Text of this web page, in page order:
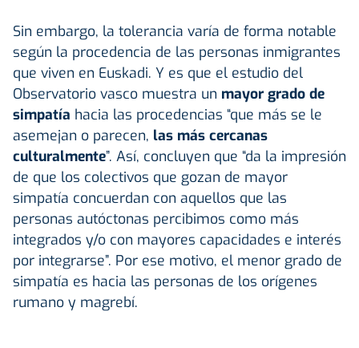
Sin embargo, la tolerancia varía de forma notable
según la procedencia de las personas inmigrantes
que viven en Euskadi. Y es que el estudio del
Observatorio vasco muestra un mayor grado de
simpatía hacia las procedencias “que más se le
asemejan o parecen, las más cercanas
culturalmente”. Así, concluyen que “da la impresión
de que los colectivos que gozan de mayor
simpatía concuerdan con aquellos que las
personas autóctonas percibimos como más
integrados y/o con mayores capacidades e interés
por integrarse”. Por ese motivo, el menor grado de
simpatía es hacia las personas de los orígenes
rumano y magrebí.